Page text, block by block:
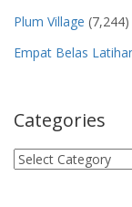
Plum Village (7,244)
Empat Belas
Categories
Categories